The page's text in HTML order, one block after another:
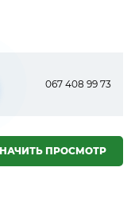
067 408 99 73
ПРОСМОТР